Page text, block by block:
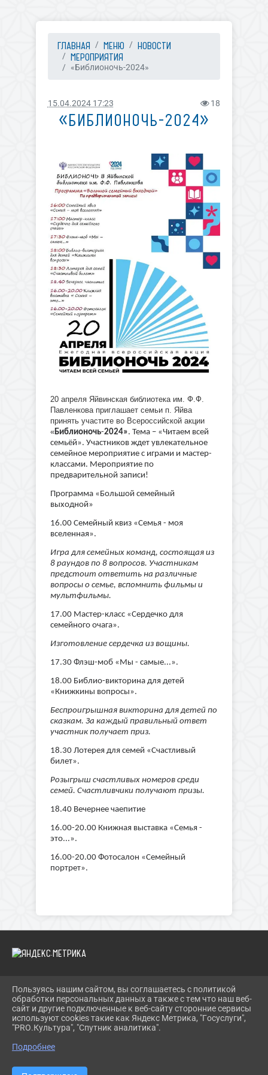
ГЛАВНАЯ МЕНЮ
НОВОСТИ
МЕРОПРИЯТИЯ
«Библионочь-2024»
15.04.2024 17:23 18
«БИБЛИОНОЧЬ-2024»
20 апреля Яйвинская библиотека им. Ф.Ф.
Павленкова приглашает семьи п. Яйва
принять участите во Всероссийской акции
«Библионочь-2024». Тема – «Читаем всей
семьёй». Участников ждет увлекательное
семейное мероприятие с играми и мастер-
классами. Мероприятие по
предварительной записи!
Программа «Большой семейный
выходной»
16.00 Семейный квиз «Семья - моя
вселенная».
Игра для семейных команд, состоящая из
8 раундов по 8 вопросов. Участникам
предстоит ответить на различные
вопросы о семье, вспомнить фильмы и
мультфильмы.
17.00 Мастер-класс «Сердечко для
семейного очага».
Изготовление сердечка из вощины.
17.30 Флэш-моб «Мы - самые...».
18.00 Библио-викторина для детей
«Книжкины вопросы».
Беспроигрышная викторина для детей по
сказкам. За каждый правильный ответ
участник получает приз.
18.30 Лотерея для семей «Счастливый
билет».
Розыгрыш счастливых номеров среди
семей. Счастливчики получают призы.
18.40 Вечернее чаепитие
16.00-20.00 Книжная выставка «Семья -
это...».
16.00-20.00 Фотосалон «Семейный
портрет».
2026 Г. BIBLIOYAIVA.RU
ВХОД
КАРТА САЙТА
ПОЛИТИКА ОБРАБОТКИ ПЕРСОНАЛЬНЫХ ДАННЫХ
СДЕЛАНО НА KUBCMS
Пользуясь нашим сайтом, вы соглашаетесь с политикой
обработки персональных данных а также с тем что наш веб-
сайт и другие подключенные к веб-сайту сторонние сервисы
используют cookies такие как Яндекс Метрика, "Госуслуги",
"PRO.Культура", "Спутник аналитика".
Подробнее